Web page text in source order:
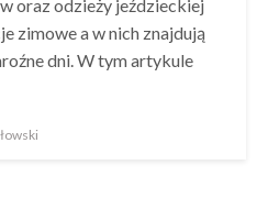
oraz odzieży jeździeckiej
zimowe a w nich znajdują
dni. W tym artykule